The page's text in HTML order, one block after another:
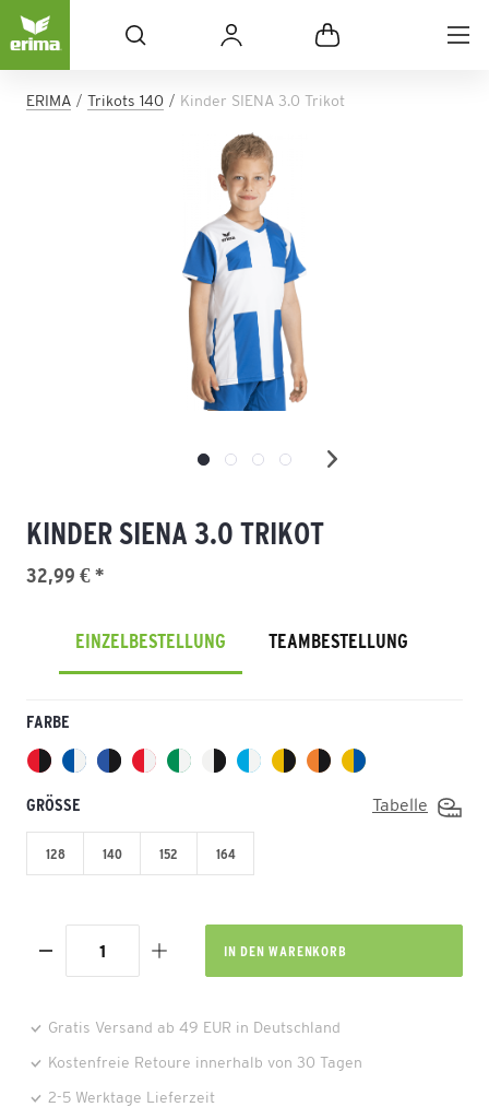
ERIMA Trikots 140 Kinder SIENA 3.0 Trikot
KINDER SIENA 3.0 TRIKOT
32,99 € *
EINZELBESTELLUNG TEAMBESTELLUNG
FARBE
GRÖSSE Tabelle
128 140 152 164
IN DEN WARENKORB
Gratis Versand ab 49 EUR in Deutschland
Kostenfreie Retoure innerhalb von 30 Tagen
2-5 Werktage Lieferzeit